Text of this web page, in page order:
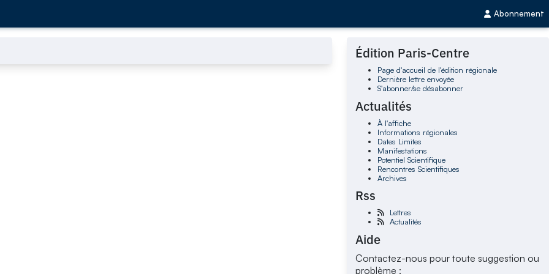
Abonnement
Édition Paris-Centre
Page d'accueil de l'édition régionale
Dernière lettre envoyée
S'abonner/se désabonner
Actualités
À l'affiche
Informations régionales
Dates Limites
Manifestations
Potentiel Scientifique
Rencontres Scientifiques
Archives
Rss
Lettres
Actualités
Aide
Contactez-nous pour toute suggestion ou
problème :